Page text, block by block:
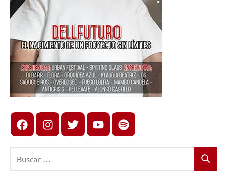
FacebookInstagram
X youtubespotify
Buscar